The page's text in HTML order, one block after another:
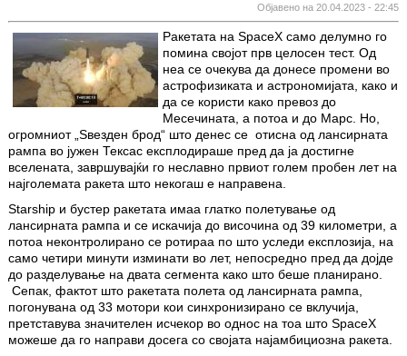
Објавено на 20.04.2023 - 22:45
Ракетата на SpaceX само делумно го
помина својот прв целосен тест. Од
неа се очекува да донесе промени во
астрофизиката и астрономијата, како и
да се користи како превоз до
Месечината, а потоа и до Марс. Но,
огромниот „Ѕвезден брод“ што денес се отисна од лансирната
рампа во јужен Тексас експлодираше пред да ја достигне
вселената, завршувајќи го неславно првиот голем пробен лет на
најголемата ракета што некогаш е направена.
Starship и бустер ракетата имаа глатко полетување од
лансирната рампа и се искачија до височина од 39 километри, а
потоа неконтролирано се ротираа по што уследи експлозија, на
само четири минути изминати во лет, непосредно пред да дојде
до разделување на двата сегмента како што беше планирано.
Сепак, фактот што ракетата полета од лансирната рампа,
погонувана од 33 мотори кои синхронизирано се вклучија,
претставува значителен исчекор во однос на тоа што SpaceX
можеше да го направи досега со својата најамбициозна ракета.